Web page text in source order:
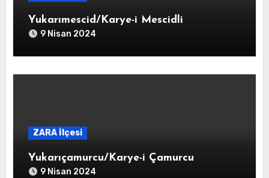
Yukarımescid/Karye-i Mescidli
9 Nisan 2024
ZARA İlçesi
Yukarıçamurcu/Karye-i Çamurcu
9 Nisan 2024